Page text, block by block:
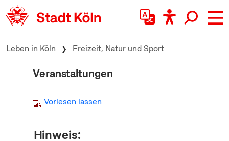
zum Inhalt springen
Leben in Köln Freizeit, Natur und Sport
Veranstaltungen
Vorlesen lassen
Hinweis: